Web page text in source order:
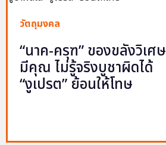
วัตถุมงคล
“นาค-ครุฑ” ของขลังวิเศษ
มีคุณ ไม่รู้จริงบูชาผิดได้
“งูเปรต” ย้อนให้โทษ